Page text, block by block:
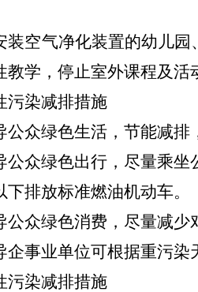
装空气净化装置的幼儿
教学，停止室外课程及
污染减排措施
公众绿色生活，节能减
公众绿色出行，尽量乘
下排放标准燃油机动车。
公众绿色消费，尽量减
企事业单位可根据重污
污染减排措施